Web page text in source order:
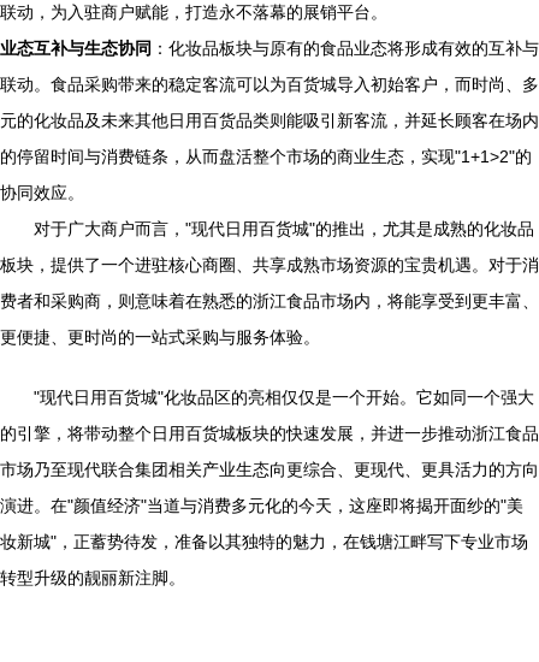
联动，为入驻商户赋能，打造永不落幕的展销平台。
业态互补与生态协同 ：化妆品板块与原有的食品业态将形成有效的互补与
联动。食品采购带来的稳定客流可以为百货城导入初始客户，而时尚、多
元的化妆品及未来其他日用百货品类则能吸引新客流，并延长顾客在场内
的停留时间与消费链条，从而盘活整个市场的商业生态，实现"1+1>2"的
协同效应。
对于广大商户而言，"现代日用百货城"的推出，尤其是成熟的化妆品
板块，提供了一个进驻核心商圈、共享成熟市场资源的宝贵机遇。对于消
费者和采购商，则意味着在熟悉的浙江食品市场内，将能享受到更丰富、
更便捷、更时尚的一站式采购与服务体验。
"现代日用百货城"化妆品区的亮相仅仅是一个开始。它如同一个强大
的引擎，将带动整个日用百货城板块的快速发展，并进一步推动浙江食品
市场乃至现代联合集团相关产业生态向更综合、更现代、更具活力的方向
演进。在"颜值经济"当道与消费多元化的今天，这座即将揭开面纱的"美
妆新城"，正蓄势待发，准备以其独特的魅力，在钱塘江畔写下专业市场
转型升级的靓丽新注脚。